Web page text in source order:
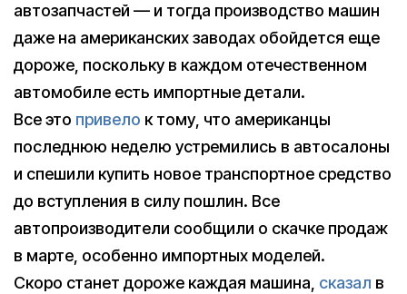
автозапчастей — и тогда производство машин
даже на американских заводах обойдется еще
дороже, поскольку в каждом отечественном
автомобиле есть импортные детали.
Все это привело к тому, что американцы
последнюю неделю устремились в автосалоны
и спешили купить новое транспортное средство
до вступления в силу пошлин. Все
автопроизводители сообщили о скачке продаж
в марте, особенно импортных моделей.
Скоро станет дороже каждая машина, сказал в